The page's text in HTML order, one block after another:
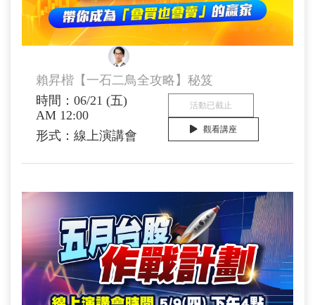
賴昇楷【一石二鳥全攻略】秘笈
時間：06/21 (五)
AM 12:00
形式：線上演講會
活動已截止
觀看講座